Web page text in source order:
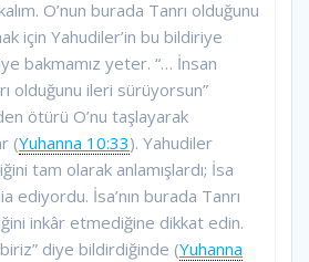
O’nun burada Tanrı olduğunu
için Yahudiler’in bu bildiriye
bakmamız yeter. “… İnsan
olduğunu ileri sürüyorsun”
ötürü O’nu taşlayarak
(Yuhanna 10:33). Yahudiler
tam olarak anlamışlardı; İsa
ediyordu. İsa’nın burada Tanrı
inkâr etmediğine dikkat edin.
diye bildirdiğinde (Yuhanna